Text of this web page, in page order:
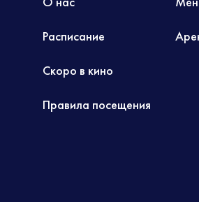
Расписание
Скоро в кино
Правила посещения